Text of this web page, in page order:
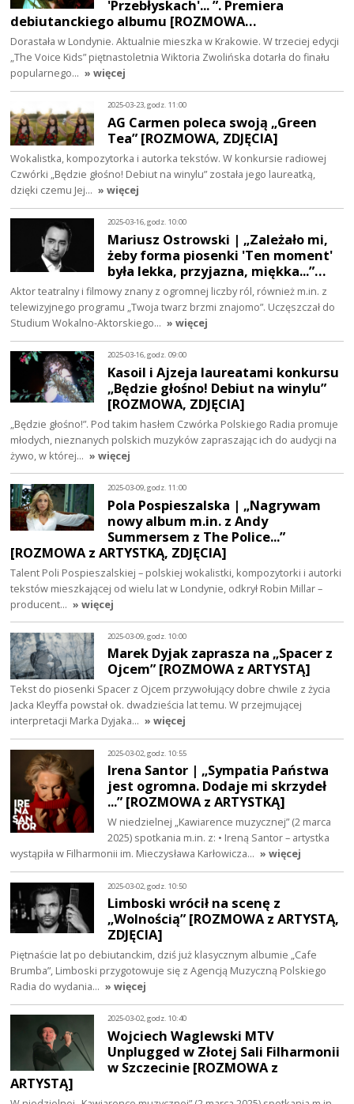
'Przebłyskach'... ”. Premiera
debiutanckiego albumu [ROZMOWA…
Dorastała w Londynie. Aktualnie mieszka w Krakowie. W trzeciej edycji
„The Voice Kids” piętnastoletnia Wiktoria Zwolińska dotarła do finału
popularnego… » więcej
2025-03-23, godz. 11:00
AG Carmen poleca swoją „Green
Tea” [ROZMOWA, ZDJĘCIA]
Wokalistka, kompozytorka i autorka tekstów. W konkursie radiowej
Czwórki „Będzie głośno! Debiut na winylu” została jego laureatką,
dzięki czemu Jej… » więcej
2025-03-16, godz. 10:00
Mariusz Ostrowski | „Zależało mi,
żeby forma piosenki 'Ten moment'
była lekka, przyjazna, miękka...”…
Aktor teatralny i filmowy znany z ogromnej liczby ról, również m.in. z
telewizyjnego programu „Twoja twarz brzmi znajomo”. Uczęszczał do
Studium Wokalno-Aktorskiego… » więcej
2025-03-16, godz. 09:00
Kasoil i Ajzeja laureatami konkursu
„Będzie głośno! Debiut na winylu”
[ROZMOWA, ZDJĘCIA]
„Będzie głośno!”. Pod takim hasłem Czwórka Polskiego Radia promuje
młodych, nieznanych polskich muzyków zapraszając ich do audycji na
żywo, w której… » więcej
2025-03-09, godz. 11:00
Pola Pospieszalska | „Nagrywam
nowy album m.in. z Andy
Summersem z The Police...”
[ROZMOWA z ARTYSTKĄ, ZDJĘCIA]
Talent Poli Pospieszalskiej – polskiej wokalistki, kompozytorki i autorki
tekstów mieszkającej od wielu lat w Londynie, odkrył Robin Millar –
producent… » więcej
2025-03-09, godz. 10:00
Marek Dyjak zaprasza na „Spacer z
Ojcem” [ROZMOWA z ARTYSTĄ]
Tekst do piosenki Spacer z Ojcem przywołujący dobre chwile z życia
Jacka Kleyffa powstał ok. dwadzieścia lat temu. W przejmującej
interpretacji Marka Dyjaka… » więcej
2025-03-02, godz. 10:55
Irena Santor | „Sympatia Państwa
jest ogromna. Dodaje mi skrzydeł
...” [ROZMOWA z ARTYSTKĄ]
W niedzielnej „Kawiarence muzycznej” (2 marca
2025) spotkania m.in. z: • Ireną Santor – artystka
wystąpiła w Filharmonii im. Mieczysława Karłowicza… » więcej
2025-03-02, godz. 10:50
Limboski wrócił na scenę z
„Wolnością” [ROZMOWA z ARTYSTĄ,
ZDJĘCIA]
Piętnaście lat po debiutanckim, dziś już klasycznym albumie „Cafe
Brumba”, Limboski przygotowuje się z Agencją Muzyczną Polskiego
Radia do wydania… » więcej
2025-03-02, godz. 10:40
Wojciech Waglewski MTV
Unplugged w Złotej Sali Filharmonii
w Szczecinie [ROZMOWA z
ARTYSTĄ]